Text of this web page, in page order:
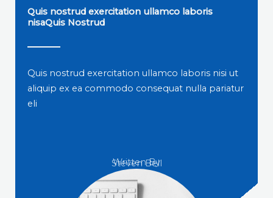
Quis nostrud exercitation ullamco laboris
nisaQuis Nostrud
Quis nostrud exercitation ullamco laboris nisi ut
aliquip ex ea commodo consequat nulla pariatur
eli
Written By
Steven Bell